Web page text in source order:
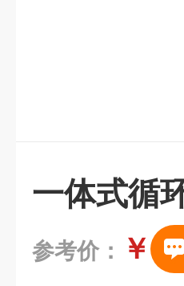
一体式循
参考价： ￥